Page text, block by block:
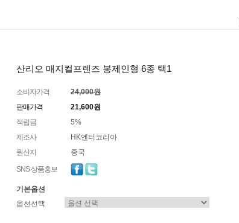
산리오 매지컬프렌즈 봉제인형 6종 택1
소비자가격
24,000원
판매가격
21,600원
적립금
5%
제조사
HK엔터코리아
원산지
중국
SNS 상품홍보
기본옵션
옵션선택